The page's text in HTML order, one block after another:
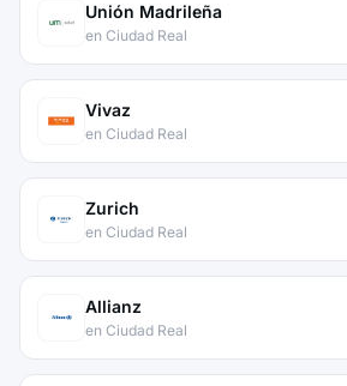
Unión Madrileña
en Ciudad Real
Vivaz
en Ciudad Real
Zurich
en Ciudad Real
Allianz
en Ciudad Real